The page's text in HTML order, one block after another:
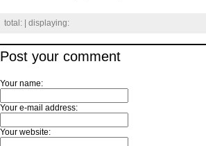
total: | displaying:
Post your comment
Your name:
Your e-mail address:
Your website: